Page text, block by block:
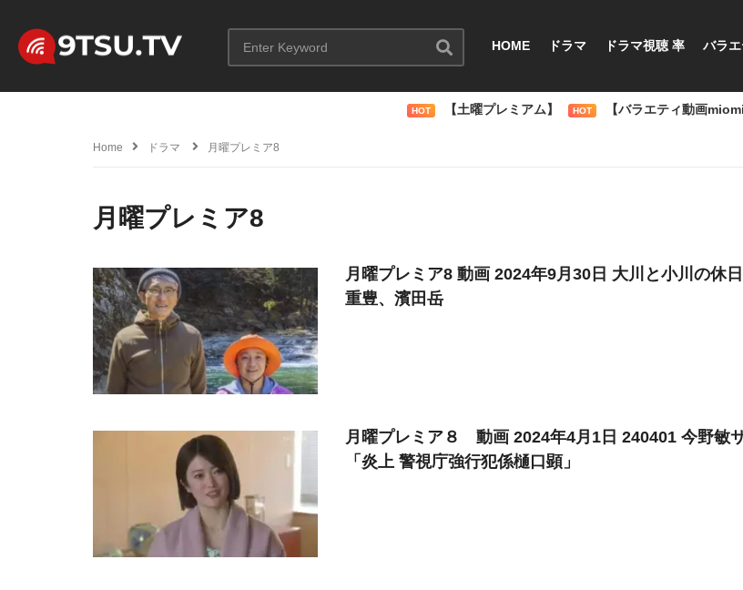
HOME ドラマ ドラマ視聴 率 バラ
HOT 【土曜プレミアム】 HOT 【バラエティ動画
Home ドラマ 月曜プレミア8
月曜プレミア8
月曜プレミア8 動画 2024年9月30日 大川と小川の休
重豊、濱田岳
月曜プレミア８ 動画 2024年4月1日 240401 今野敏
「炎上 警視庁強行犯係樋口顕」